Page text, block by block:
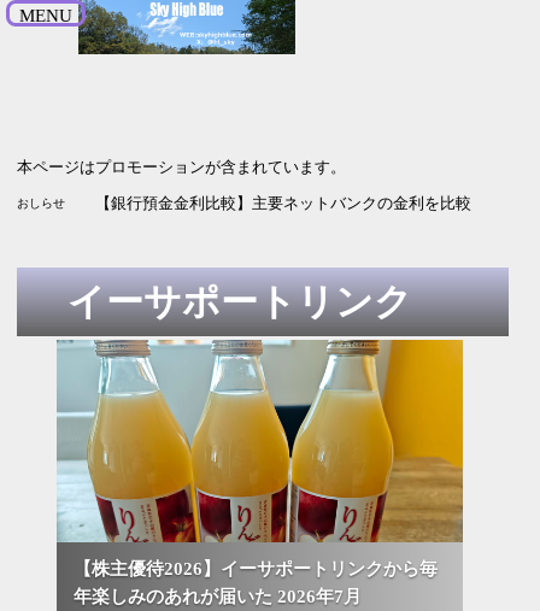
MENU
本ページはプロモーションが含まれています。
おしらせ 【SBI新生銀行】引っ越し受付中 最大5.2万円プレゼント 9
【株主優待2026】イーサポートリンクから毎年楽しみのあれ
【銀行預金金利比較】主要ネットバンクの金利を比較 2026
イーサポートリンク
【株主優待2026】イーサポートリンクから毎
年楽しみのあれが届いた 2026年7月